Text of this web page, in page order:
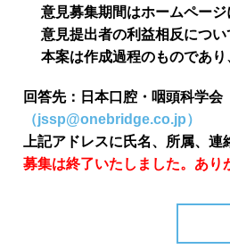
意見募集期間はホームページ
意見提出者の利益相反につ
本案は作成過程のものであり
回答先：日本口腔・咽頭科学
（jssp@onebridge.co.jp）
上記アドレスに氏名、所属、
募集は終了いたしました。あり